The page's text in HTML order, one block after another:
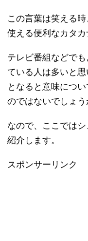
この言葉は笑える
使える便利なカタカ
テレビ番組などで
ている人は多いと
となると意味につ
のではないでしょう
なので、ここでは
紹介します。
スポンサーリンク